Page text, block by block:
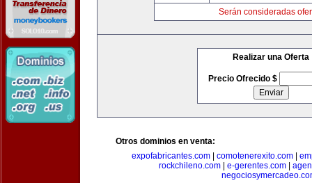
Serán consideradas
Realizar una Oferta
Precio Ofrecido $
Otros dominios en venta:
expofabricantes.com| comotenerexito.com|
rockchileno.com| e-gerentes.com|